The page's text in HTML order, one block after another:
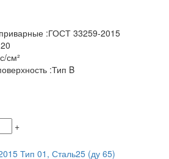
:ГОСТ 33259-2015
см²
:Тип B
+